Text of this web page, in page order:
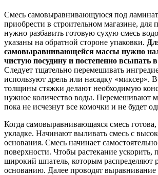
Смесь самовыравнивающуюся под
приобрести в строительном магазине, для
нужно разбавить готовую сухую смесь
указаны на обратной стороне упаковки.
самовыравнивающейся массы нужно
чистую посудину и постепенно всыпать
Следует тщательно перемешивать
используют дрель или насадку «миксер».
толщины стяжки делают необходимую
нужное количество воды. Перемешивают
пока не исчезнут все комочки и не будет
Когда самовыравнивающаяся смесь
укладке. Начинают выливать смесь с
основания. Смесь начинает самостоятельно
поверхности. Чтобы растекание ускорить,
широкий шпатель, которым распределяют
основанию. Далее проводят